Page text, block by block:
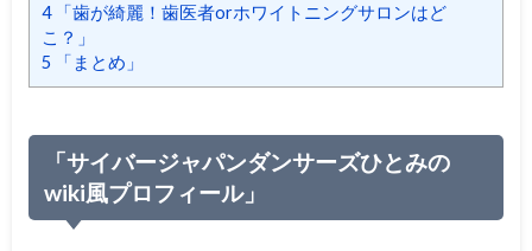
4「歯が綺麗！歯医者orホワイトニングサロンはど
こ？」
5 「まとめ」
「サイバージャパンダンサーズひとみの
wiki風プロフィール」